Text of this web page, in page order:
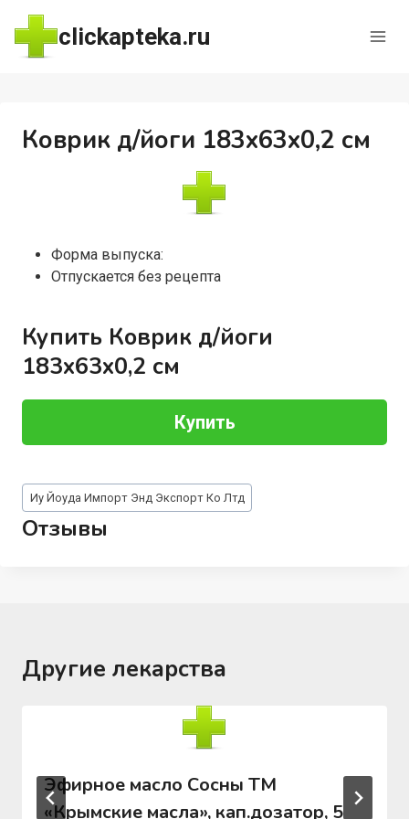
Перейти
содержимому
clickapteka.ru
Коврик д/йоги 183х63х0,2 см
Форма выпуска:
Отпускается без рецепта
Купить Коврик д/йоги
183х63х0,2 см
Купить
Метки
записи:
Иу Йоуда Импорт Энд Экспорт Ко Лтд
Отзывы
Другие лекарства
Эфирное масло Сосны ТМ
«Крымские масла», кап.дозатор, 5